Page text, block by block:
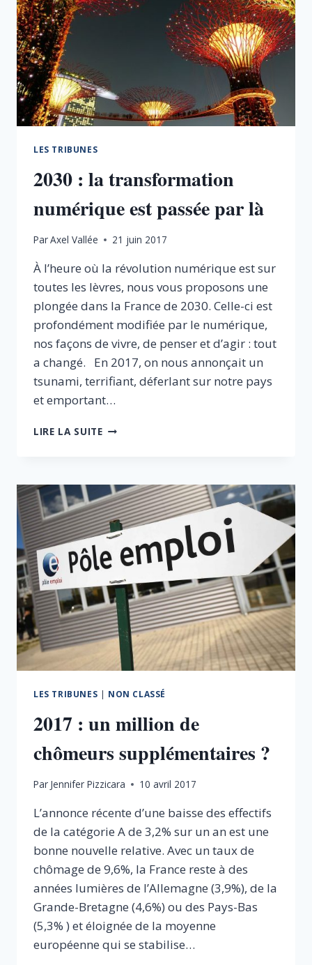
LES TRIBUNES
2030 : la transformation
numérique est passée par là
ParAxel Vallée 21 juin 2017
À l’heure où la révolution numérique est sur
toutes les lèvres, nous vous proposons une
plongée dans la France de 2030. Celle-ci est
profondément modifiée par le numérique,
nos façons de vivre, de penser et d’agir : tout
a changé. En 2017, on nous annonçait un
tsunami, terrifiant, déferlant sur notre pays
et emportant…
LIRE LA SUITE2030
NUMÉRIQUE
EST
PASSÉE
PAR
LES TRIBUNES | NON CLASSÉ
2017 : un million de
chômeurs supplémentaires ?
Par Jennifer Pizzicara 10 avril 2017
L’annonce récente d’une baisse des effectifs
de la catégorie A de 3,2% sur un an est une
bonne nouvelle relative. Avec un taux de
chômage de 9,6%, la France reste à des
années lumières de l’Allemagne (3,9%), de la
Grande-Bretagne (4,6%) ou des Pays-Bas
(5,3% ) et éloignée de la moyenne
européenne qui se stabilise…